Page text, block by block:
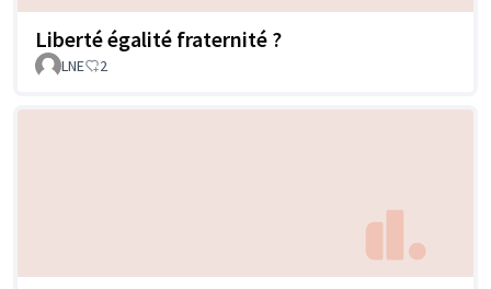
Liberté égalité fraternité ?
LNE 2